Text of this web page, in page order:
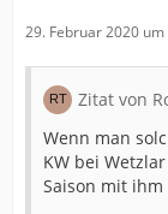
29. Februar 2020 um
Zitat von
Wenn man
KW bei
Saison mit